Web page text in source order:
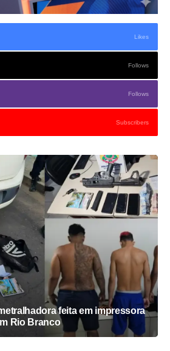
Likes
Follows
Follows
Subscribers
feita em impressora
Rio Branco